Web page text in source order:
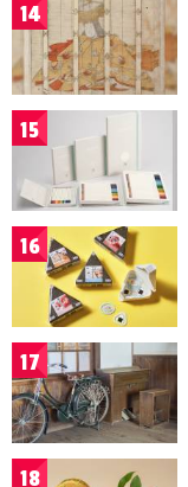
14
15
16
17
18